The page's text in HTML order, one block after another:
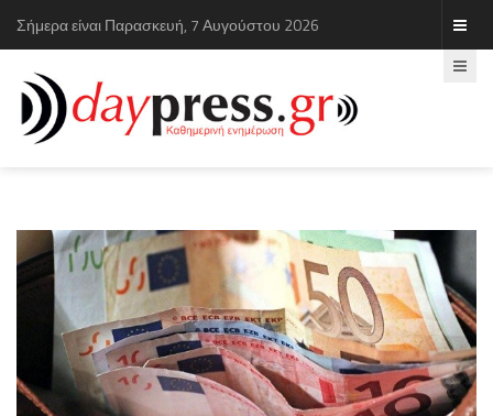
Σήμερα είναι Παρασκευή, 7 Αυγούστου 2026